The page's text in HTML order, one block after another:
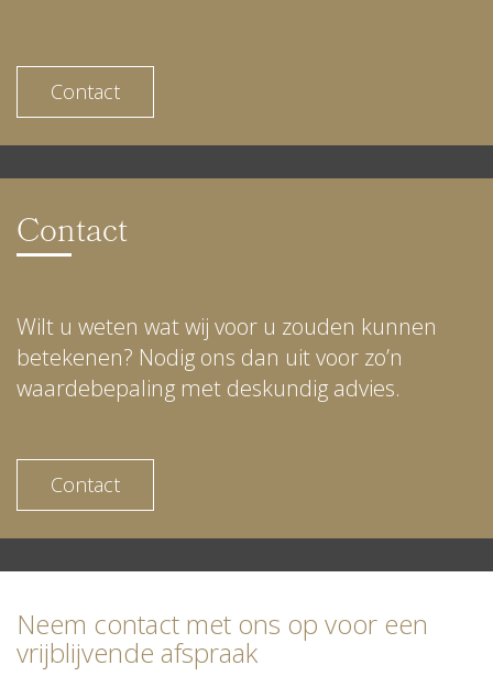
Contact
Contact
Wilt u weten wat wij voor u zouden kunnen
betekenen? Nodig ons dan uit voor zo’n
waardebepaling met deskundig advies.
Contact
Neem contact met ons op voor een
vrijblijvende afspraak